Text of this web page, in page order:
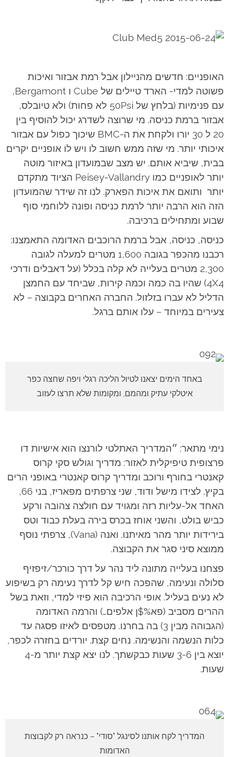
האופניים: חדשים מהניילון אבל רמת אבזור ואיכות
פשוטה למדי- הארד טיילים של Cube ו Bergamont,
עם פנימיות (בלחץ של 50Psi לא פחות) ולא טיובלס,
אבזור ברמת כניסה. מי שרוצה לשדרג יכול להוסיף בין
20 ל 30 יורו ולקחת את ה-BMC שיכוך כפול עם אבזור
איכותי יותר. מי שזה ממש חשוב לו ויש לו אופניים יקרים
בבית, שיביא אותם. יש מצב שבמועדון באיזור מוטה
יותר לאופניים כמו Peisey-Vallandry הציוד מתקדם
יותר ותואם את איכות הפארק. לנו זה שידר שהמועדון
הזה הוא הרבה יותר לרמת כניסה ופונה ללוחמי סוף
שבוע ומתחילים ברכיבה.
כניסה, כניסה, אבל ברמת הרוכבים האדומה התאמצנו:
רכבנו מהכפר בגובה 1,600 מטרים למעלה לגובה
2,300 מטרים בעלייה לא קלה בכלל (על דאבלים ודרכי
4X4) שהיו בה כמה וכמה קירות, שביחד עם החמצן
הדליל לא עברו בזלזול. החברה האחרים בקבוצה – לא
צעירים במיוחד – עלו אותם ברגל.
באחד הימים יצאנו לטיול הליכה רגלי ויפה שחצה כפר
איטלקי עתיק ומהמם, ומקומות שלא תרצו לעזוב
נימי מתאר: ״המדריך האתלטי לורנצו הוא אישיות דו
פרצופית טיפיקלית לאזור: מדריך וגולש סקי קרוס
קאנטרי בחורף ורוכב ומדריך קרוס קאנטרי באופני הרים
בקיץ. לצידו מישל ודוד, שני צרפתים מפאריז, בני 66,
האחד אל-עליות רזה ומגויד עם חולצה צהובה ורקע
כביש בולט, והשני אוחז בכרס בירה בעלת כבוד וטס
בירידות יותר מהר מאיתנו. ואנה (Vana), צרפתי נוסף
ממוצא סיני סגר את הקבוצה.
פצחנו בעלייה מתונה ליד נהר על דרך כורכר/זיפזיף
סלולה ונעימה, שהפכה חיש קל לדרך נעימה רק בשיפוע
לא נעים בעליל. אופי הרכיבה הוא פיזי למדי, וזאת בשל
ההרים מסביב (פא%$ן אלפים…) והרמה האדומה
(הגבוהה מבין 3) בה בחרנו. מטפסים לאיזו פסגה עד
כלות הנשמה והנשימה. נחים קצת. יורדים בחזרה לכפר,
יוצא בין 3-6 שעות כבקשתך. לנו יצא קצת יותר מ-4
שעות.
המדריך לקח אותנו לסינגל "סודי" – כנראה רק לקבוצות
האדומות